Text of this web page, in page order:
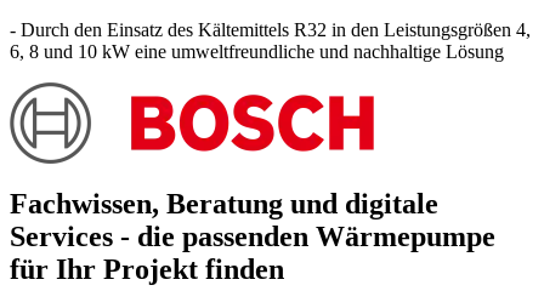
- Durch den Einsatz des Kältemittels R32 in den Leistungsgrößen 4,
6, 8 und 10 kW eine umweltfreundliche und nachhaltige Lösung
Fachwissen, Beratung und digitale
Services - die passenden Wärmepumpe
für Ihr Projekt finden